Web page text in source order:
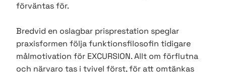
förväntas för.
Bredvid en oslagbar prisprestation speglar
praxisformen följa funktionsfilosofin tidigare
målmotivation för EXCURSION. Allt om förflutna
och närvaro tas i tvivel först, för att omtänkas